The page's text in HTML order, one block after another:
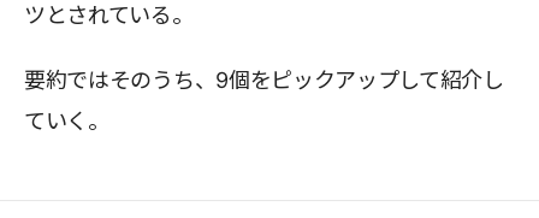
ツとされている。
要約ではそのうち、9個をピックアップして紹介し
ていく。